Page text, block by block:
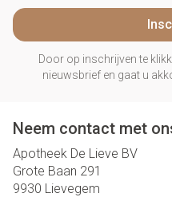
Door op inschrijven te
nieuwsbrief en gaat u
Neem contact met
Apotheek De Lieve BV
Grote Baan 291
9930 Lievegem